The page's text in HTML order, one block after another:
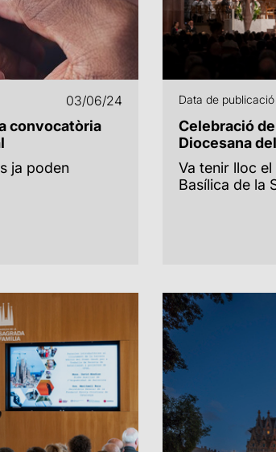
03/06/24
convocatòria
ja poden
Data de publicació
Celebració
Diocesana
Va tenir lloc el
Basílica de la